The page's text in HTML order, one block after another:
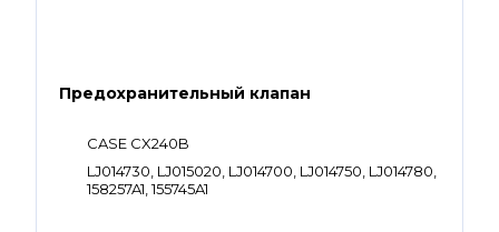
Предохранительный клапан
CASE CX240B
LJ014730, LJ015020, LJ014700, LJ014750, LJ014780,
158257A1, 155745A1